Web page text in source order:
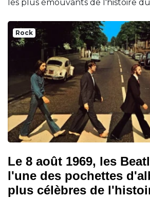
les plus émouvants de l'histoire
Rock
Le 8 août 1969, les
l'une des pochettes
plus célèbres de